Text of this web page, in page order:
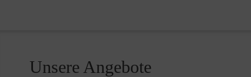
Unsere Angebote